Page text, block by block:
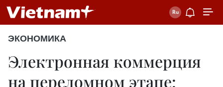
ЭКОНОМИКА
Электронная коммерция
на переломном этапе: